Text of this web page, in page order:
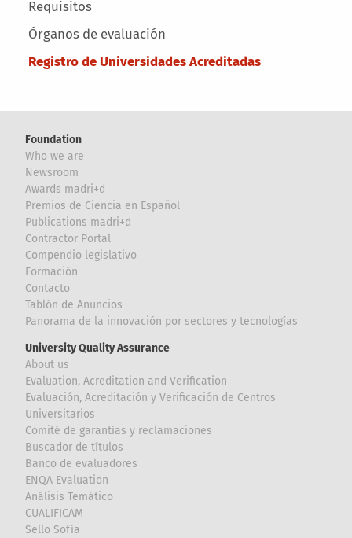
Main menu
Requisitos
Órganos de evaluación
Registro de Universidades Acreditadas
Foundation
Who we are
Newsroom
Awards madri+d
Premios de Ciencia en Español
Publications madri+d
Contractor Portal
Compendio legislativo
Formación
Contacto
Tablón de Anuncios
Panorama de la innovación por sectores y tecnologías
University Quality Assurance
About us
Evaluation, Acreditation and Verification
Evaluación, Acreditación y Verificación de Centros
Universitarios
Comité de garantías y reclamaciones
Buscador de títulos
Banco de evaluadores
ENQA Evaluation
Análisis Temático
CUALIFICAM
Sello Sofía